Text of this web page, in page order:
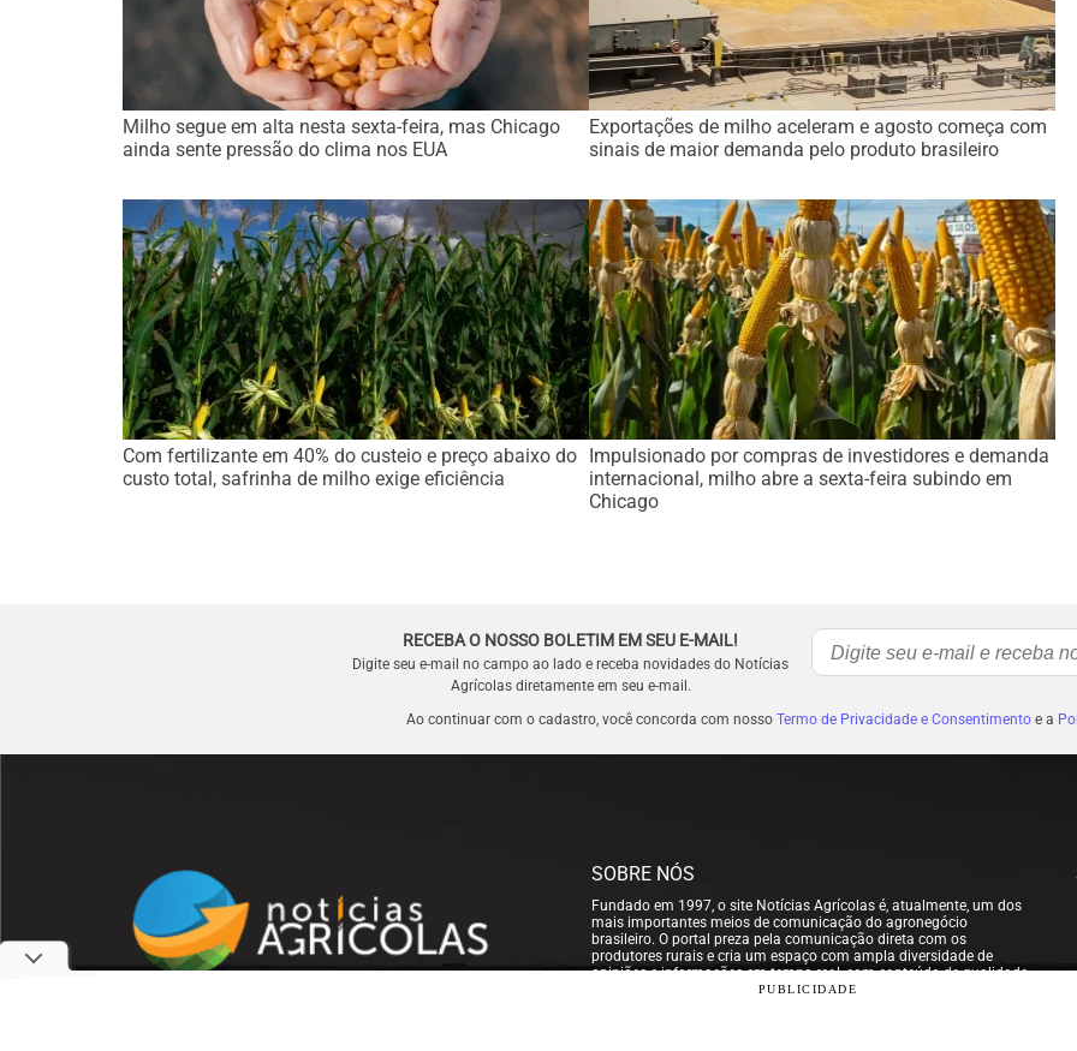
Milho segue em alta nesta sexta-feira, mas Chicago
ainda sente pressão do clima nos EUA
Exportações de milho aceleram e agosto começa com
sinais de maior demanda pelo produto brasileiro
Com fertilizante em 40% do custeio e preço abaixo do
custo total, safrinha de milho exige eficiência
Impulsionado por compras de investidores e demanda
internacional, milho abre a sexta-feira subindo em
Chicago
RECEBA O NOSSO BOLETIM EM SEU E-MAIL!
Digite seu e-mail no campo ao lado e receba novidades do Notícias
Agrícolas diretamente em seu e-mail.
Ao continuar com o cadastro, você concorda com nosso Termo de Privacidade e Consentimentoe a
SOBRE NÓS
Fundado em 1997, o site Notícias Agrícolas é, atualmente, um dos
mais importantes meios de comunicação do agronegócio
brasileiro. O portal preza pela comunicação direta com os
produtores rurais e cria um espaço com ampla diversidade de
opiniões e informações em tempo real, com conteúdo de qualidade
para que nossos usuários possam tomar sempre as melhores
PUBLICIDADE